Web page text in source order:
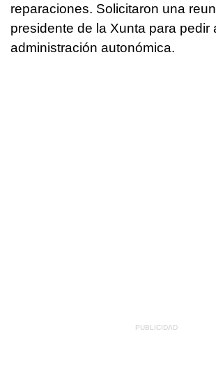
reparaciones. Solicitaron una
presidente de la Xunta para pedir
administración autonómica.